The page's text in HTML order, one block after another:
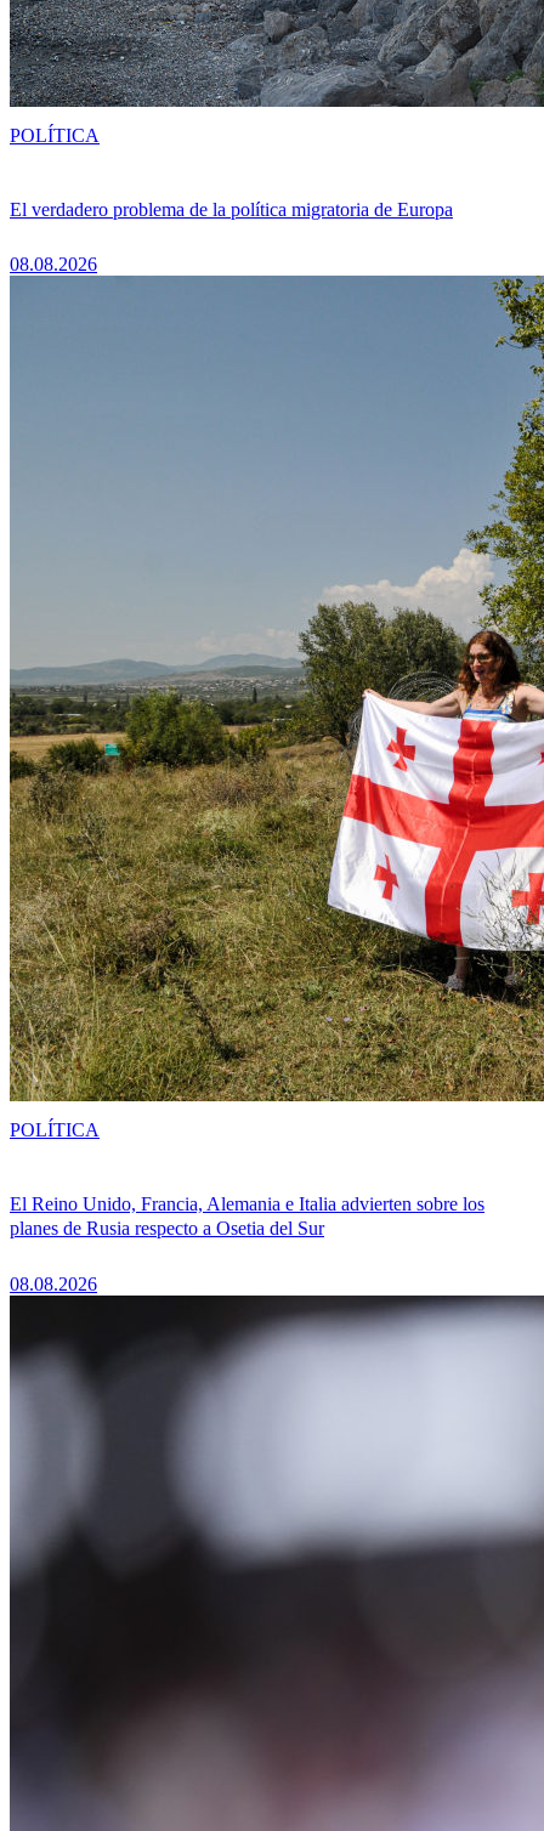
El verdadero problema de la política migratoria de Europa
08.08.2026
POLÍTICA
El Reino Unido, Francia, Alemania e Italia advierten sobre los
planes de Rusia respecto a Osetia del Sur
08.08.2026
POLÍTICA